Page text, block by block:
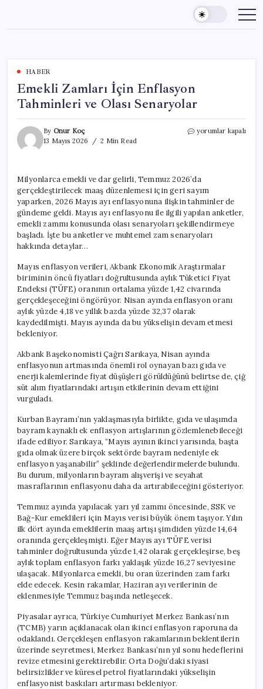
content
HABER
Emekli Zamları İçin Enflasyon
Tahminleri ve Olası Senaryolar
By Onur Koç
13 Mayıs 2026
2 Min Read
Emekli
ve
Olası
Senaryolar
için
yorumlar kapalı
Milyonlarca emekli ve dar gelirli, Temmuz 2026’da
gerçekleştirilecek maaş düzenlemesi için geri sayım
yaparken, 2026 Mayıs ayı enflasyonuna ilişkin tahminler de
gündeme geldi. Mayıs ayı enflasyonu ile ilgili yapılan anketler,
emekli zammı konusunda olası senaryoları şekillendirmeye
başladı. İşte bu anketler ve muhtemel zam senaryoları
hakkında detaylar…
Mayıs enflasyon verileri, Akbank Ekonomik Araştırmalar
biriminin öncü fiyatları doğrultusunda aylık Tüketici Fiyat
Endeksi (TÜFE) oranının ortalama yüzde 1,42 civarında
gerçekleşeceğini öngörüyor. Nisan ayında enflasyon oranı
aylık yüzde 4,18 ve yıllık bazda yüzde 32,37 olarak
kaydedilmişti. Mayıs ayında da bu yükselişin devam etmesi
bekleniyor.
Akbank Başekonomisti Çağrı Sarıkaya, Nisan ayında
enflasyonun artmasında önemli rol oynayan bazı gıda ve
enerji kalemlerinde fiyat düşüşleri görüldüğünü belirtse de, çiğ
süt alım fiyatlarındaki artışın etkilerinin devam ettiğini
vurguladı.
Kurban Bayramı’nın yaklaşmasıyla birlikte, gıda ve ulaşımda
bayram kaynaklı ek enflasyon artışlarının gözlemlenebileceği
ifade ediliyor. Sarıkaya, “Mayıs ayının ikinci yarısında, başta
gıda olmak üzere birçok sektörde bayram nedeniyle ek
enflasyon yaşanabilir” şeklinde değerlendirmelerde bulundu.
Bu durum, milyonların bayram alışverişi ve seyahat
masraflarının enflasyonu daha da artırabileceğini gösteriyor.
Temmuz ayında yapılacak yarı yıl zammı öncesinde, SSK ve
Bağ-Kur emeklileri için Mayıs verisi büyük önem taşıyor. Yılın
ilk dört ayında emeklilerin maaş artışı şimdiden yüzde 14,64
oranında gerçekleşmişti. Eğer Mayıs ayı TÜFE verisi
tahminler doğrultusunda yüzde 1,42 olarak gerçekleşirse, beş
aylık toplam enflasyon farkı yaklaşık yüzde 16,27 seviyesine
ulaşacak. Milyonlarca emekli, bu oran üzerinden zam farkı
elde edecek. Kesin rakamlar, Haziran ayı verilerinin de
eklenmesiyle Temmuz başında netleşecek.
Piyasalar ayrıca, Türkiye Cumhuriyet Merkez Bankası’nın
(TCMB) yarın açıklanacak olan ikinci enflasyon raporuna da
odaklandı. Gerçekleşen enflasyon rakamlarının beklentilerin
üzerinde seyretmesi, Merkez Bankası’nın yıl sonu hedeflerini
revize etmesini gerektirebilir. Orta Doğu’daki siyasi
belirsizlikler ve küresel petrol fiyatlarındaki yükselişin
enflasyonist baskıları artırması bekleniyor.